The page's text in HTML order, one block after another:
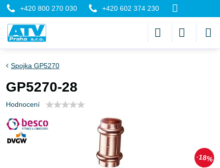
+420 800 270 030 +420 602 374 230
18%
Spojka GP5270
GP5270-28
Hodnocení